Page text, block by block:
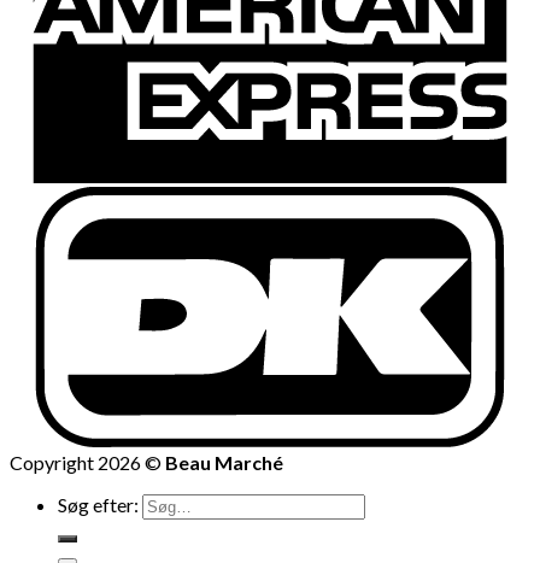
Copyright 2026 © Beau Marché
Søg efter: